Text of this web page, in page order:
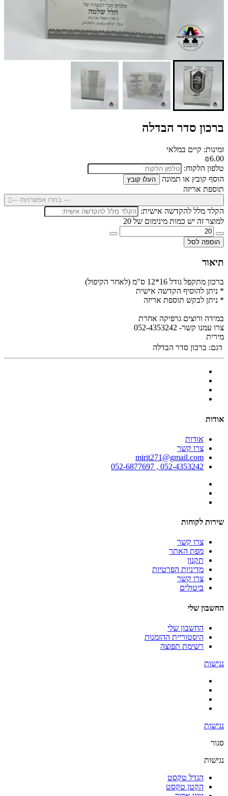
ברכון סדר הבדלה
זמינות: קיים במלאי
₪6.00
טלפון הלקוח:
הוסף קובץ או תמונה
העלו קובץ
תוספת אריזה
--- בחרו אפשרויות ---
הקלד מלל להקדשה אישית:
למוצר זה יש כמות מינימום של 20
הוספה לסל
תיאור
ברכון מתקפל גודל 16*12 ס"מ (לאחר הקיפול)
* ניתן להוסיף הקדשה אישית
* ניתן לבקש תוספת אריזה
במידה ורוצים גרפיקה אחרת
צרו עמנו קשר- 052-4353242
מירית
דגם: ברכון סדר הבדלה
אודות
אודות
צרו קשר
mirit271@gmail.com
052-4353242 , 052-6877697
שירות לקוחות
צרו קשר
מפת האתר
תקנון
מדיניות הפרטיות
צרו קשר
ביטולים
החשבון שלי
החשבון שלי
היסטוריית ההזמנות
רשימת תפוצה
נגישות
נגישות
סגור
נגישות
הגדל טקסט
הקטן טקסט